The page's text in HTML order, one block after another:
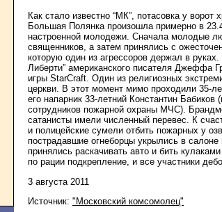
Как стало известно “МК”, потасовка у
Большая Полянка произошла примерно в
настроенной молодежи. Сначала молодые
священников, а затем принялись с
которую один из агрессоров держал в
Либерти” американского писателя Джеффа
игры StarCraft. Один из религиозных
церкви. В этот момент мимо проходили 35-
его напарник 33-летний Константин Бабиков
сотрудников пожарной охраны МЧС).
сатанисты имели численный перевес. К
и полицейские сумели отбить пожарных у
пострадавшие огнеборцы укрылись в
принялись раскачивать авто и бить
по рации подкрепление, и все участники
3 августа 2011
Источник: "Московский комсомолец"